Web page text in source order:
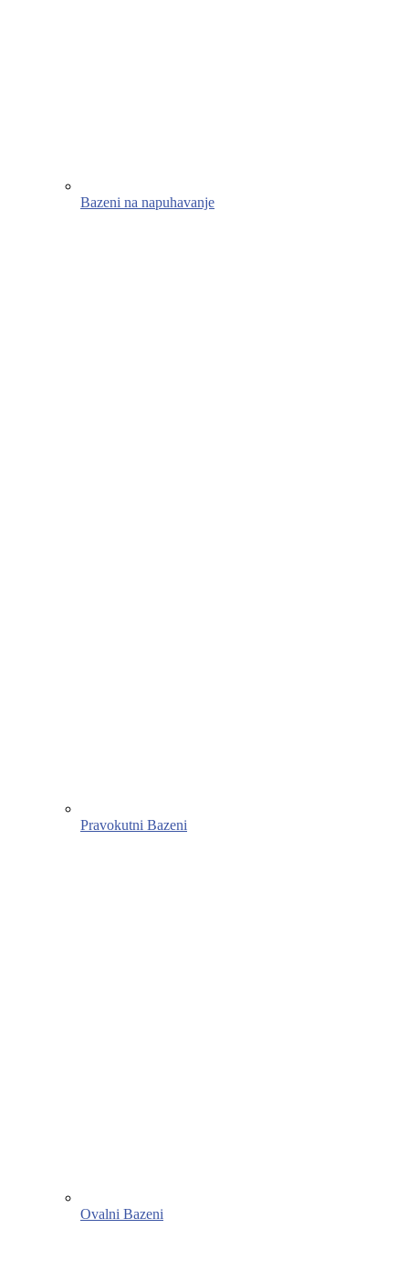
Bazeni na napuhavanje
Pravokutni Bazeni
Ovalni Bazeni